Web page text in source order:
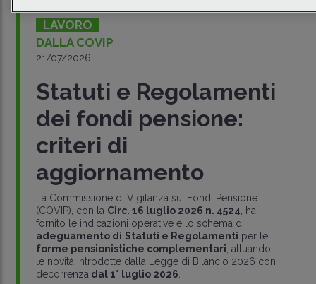
LAVORO
DALLA COVIP
21/07/2026
Statuti e Regolamenti
dei fondi pensione:
criteri di
aggiornamento
La Commissione di Vigilanza sui Fondi Pensione
(COVIP), con la Circ. 16 luglio 2026 n. 4524 , ha
fornito le indicazioni operative e lo schema di
adeguamento di Statuti e Regolamenti per le
forme pensionistiche complementari , attuando
le novità introdotte dalla Legge di Bilancio 2026 con
decorrenza dal 1° luglio 2026